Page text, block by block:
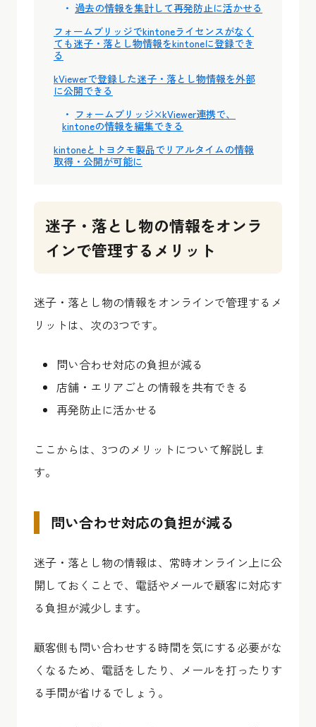
過去の情報を集計して再発防止に活かせる
フォームブリッジでkintoneライセンスがなく
ても迷子・落とし物情報をkintoneに登録でき
る
kViewerで登録した迷子・落とし物情報を外部
に公開できる
フォームブリッジ×kViewer連携で、
kintoneの情報を編集できる
kintoneとトヨクモ製品でリアルタイムの情報
取得・公開が可能に
迷子・落とし物の情報をオンラ
インで管理するメリット
迷子・落とし物の情報をオンラインで管理するメ
リットは、次の3つです。
問い合わせ対応の負担が減る
店舗・エリアごとの情報を共有できる
再発防止に活かせる
ここからは、3つのメリットについて解説しま
す。
問い合わせ対応の負担が減る
迷子・落とし物の情報は、常時オンライン上に公
開しておくことで、 電話やメールで顧客に対応す
る負担が減少します。
顧客側も問い合わせする時間を気にする必要がな
くなるため、電話をしたり、メールを打ったりす
る手間が省けるでしょう。